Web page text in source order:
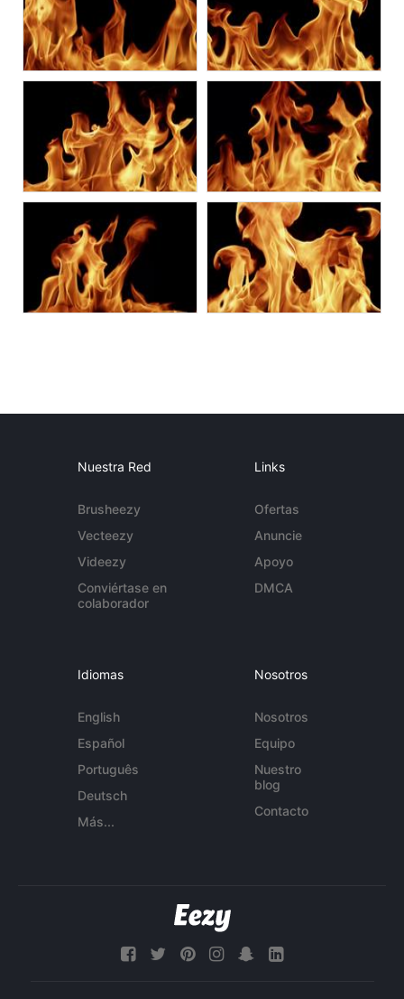
Nuestra Red
Brusheezy
Vecteezy
Videezy
Conviértase en
colaborador
Links
Ofertas
Anuncie
Apoyo
DMCA
Idiomas
English
Español
Português
Deutsch
Más...
Nosotros
Nosotros
Equipo
Nuestro
blog
Contacto